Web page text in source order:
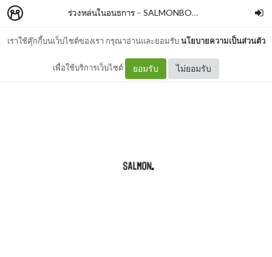
เราใช้คุ๊กกี้บนเว็บไซต์ของเรา กรุณาอ่านและยอมรับนโยบายความเป็นส่วนตัว
เพื่อใช้บริการเว็บไซต์ ยอมรับ ไม่ยอมรับ
ร่วงหล่นในอนธการ – SALMONBOOKS
คำนำ